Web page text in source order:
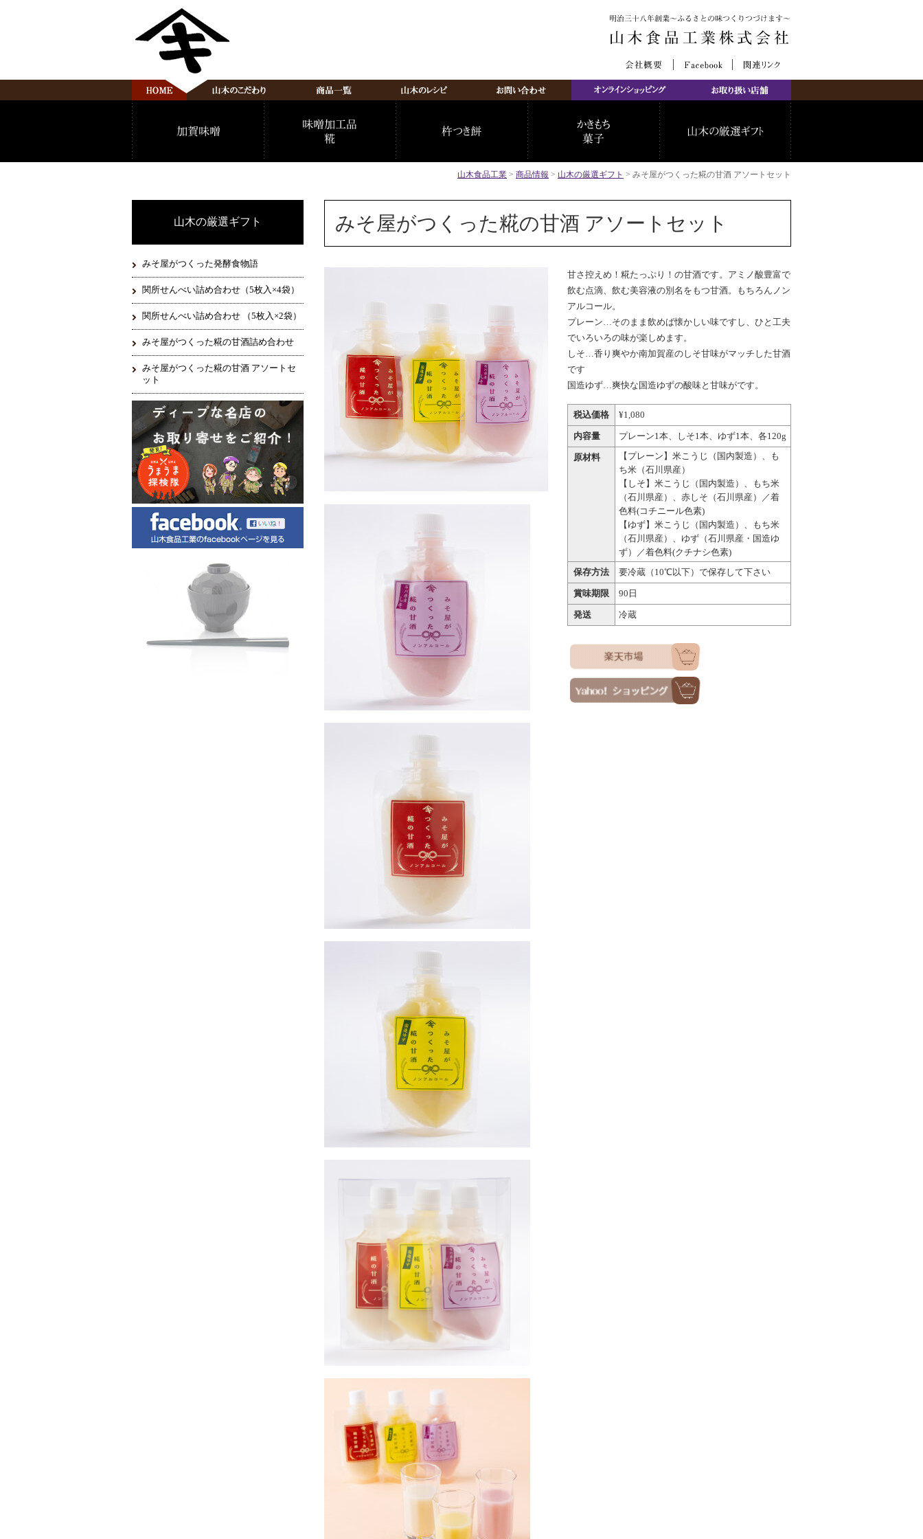
山木食品工業 > 商品情報 > 山木の厳選ギフト > みそ屋がつくった糀の甘酒 アソートセット
山木の厳選ギフト
みそ屋がつくった発酵食物語
関所せんべい詰め合わせ（5枚入×4袋）
関所せんべい詰め合わせ （5枚入×2袋）
みそ屋がつくった糀の甘酒詰め合わせ
みそ屋がつくった糀の甘酒 アソートセ
ット
みそ屋がつくった糀の甘酒 アソートセット
甘さ控えめ！糀たっぷり！の甘酒です。アミノ酸豊富で
飲む点滴、飲む美容液の別名をもつ甘酒。もちろんノン
アルコール。
プレーン…そのまま飲めば懐かしい味ですし、ひと工夫
でいろいろの味が楽しめます。
しそ…香り爽やか南加賀産のしそ甘味がマッチした甘酒
です
国造ゆず…爽快な国造ゆずの酸味と甘味がです。
税込価格 ¥1,080
内容量 プレーン1本、しそ1本、ゆず1本、各120g
原材料
【プレーン】米こうじ（国内製造）、も
ち米（石川県産）
【しそ】米こうじ（国内製造）、もち米
（石川県産）、赤しそ（石川県産）／着
色料(コチニール色素)
【ゆず】米こうじ（国内製造）、もち米
（石川県産）、ゆず（石川県産・国造ゆ
ず）／着色料(クチナシ色素)
保存方法 要冷蔵（10℃以下）で保存して下さい
賞味期限 90日
発送 冷蔵